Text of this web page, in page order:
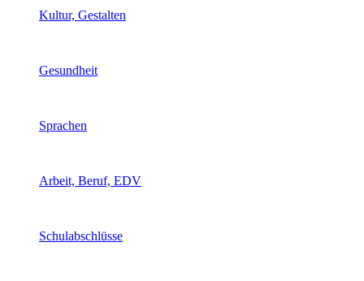
Kultur, Gestalten
Gesundheit
Sprachen
Arbeit, Beruf, EDV
Schulabschlüsse